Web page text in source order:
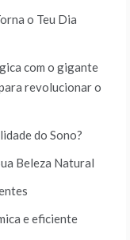
o Teu Dia
com o gigante
revolucionar o
do Sono?
Beleza Natural
e eficiente